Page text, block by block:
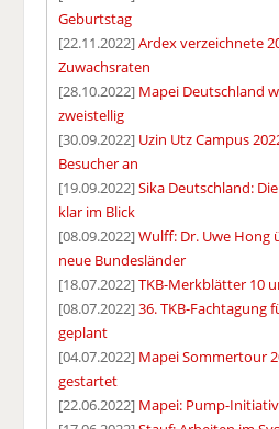
Geburtstag
[22.11.2022]Ardex verzeichnete
Zuwachsraten
[28.10.2022] Mapei Deutschland
zweistellig
[30.09.2022] Uzin Utz Campus
Besucher an
[19.09.2022]Sika Deutschland:
klar im Blick
[08.09.2022]Wulff: Dr. Uwe
neue Bundesländer
[18.07.2022]TKB-Merkblätter 10
[08.07.2022]36. TKB-Fachtagung
geplant
[04.07.2022] Mapei Sommertour
gestartet
[22.06.2022] Mapei: Pump-